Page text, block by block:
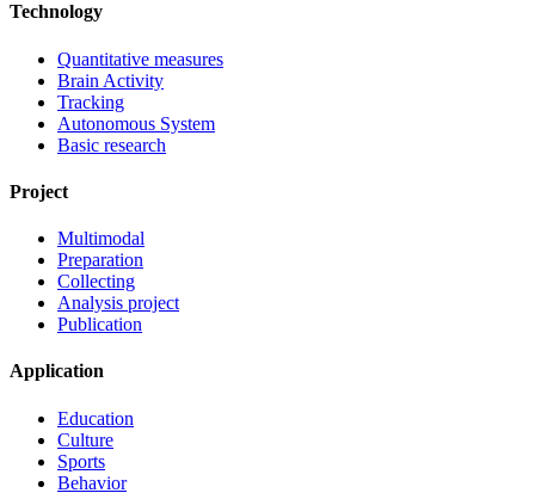
Technology
Quantitative measures
Brain Activity
Tracking
Autonomous System
Basic research
Project
Multimodal
Preparation
Collecting
Analysis project
Publication
Application
Education
Culture
Sports
Behavior